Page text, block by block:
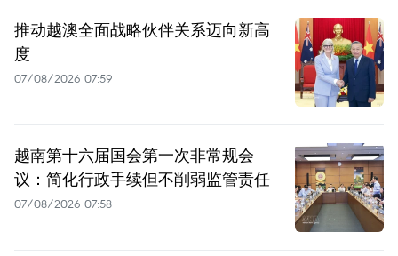
推动越澳全面战略伙伴关系迈向新高
度
07/08/2026 07:59
越南第十六届国会第一次非常规会
议：简化行政手续但不削弱监管责任
07/08/2026 07:58